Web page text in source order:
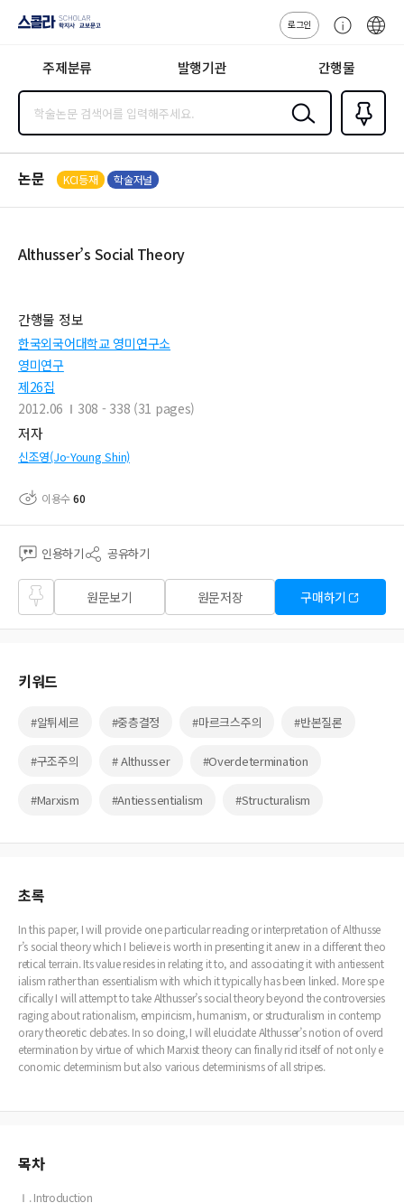
지사·교보문고
로그인
센
주제분류 발행기관 간행물
검색
즐겨찾
기0
논문 KCI등재 학술저널
Althusser’s Social Theory
간행물 정보
한국외국어대학교 영미연구소
영미연구
제26집
2012.06
308 - 338 (31 pages)
저자
신조영(Jo-Young Shin)
이용수60
인용하기 공유하기
즐겨
찾기
원문보기 원문저장 구매하기
키워드
#알튀세르 #중층결정 #마르크스주의 #반본질론
#구조주의 # Althusser #Overdetermination
#Marxism #Antiessentialism #Structuralism
초록
In this paper, I will provide one particular reading or interpretation of Althusse
r’s social theory which I believe is worth in presenting it anew in a different theo
retical terrain. Its value resides in relating it to, and associating it with antiessent
ialism rather than essentialism with which it typically has been linked. More spe
cifically I will attempt to take Althusser’s social theory beyond the controversies
raging about rationalism, empiricism, humanism, or structuralism in contemp
orary theoretic debates. In so doing, I will elucidate Althusser’s notion of overd
etermination by virtue of which Marxist theory can finally rid itself of not only e
conomic determinism but also various determinisms of all stripes.
목차
Ⅰ. Introduction